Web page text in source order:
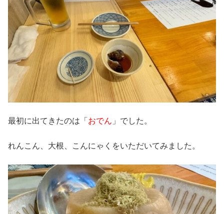
最初に出てきたのは「 おでん 」でした。
れんこん、大根、こんにゃくをいただいてみました。